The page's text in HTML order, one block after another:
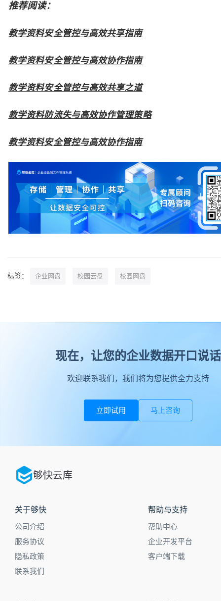
推荐阅读：
教学资料安全管控与高效共享指南
教学资料安全管控与高效协作指南
教学资料安全管控与高效共享之道
教学资料防流失与高效协作管理策略
教学资料安全管控与高效协作指南
标签： 企业网盘 校园云盘 校园网盘
现在，让您的企业数据开口说话
欢迎联系我们，我们将为您提供全力支持
立即试用 马上咨询
够快云库
关于够快
公司介绍
服务协议
隐私政策
联系我们
帮助与支持
帮助中心
企业开发平台
客户端下载